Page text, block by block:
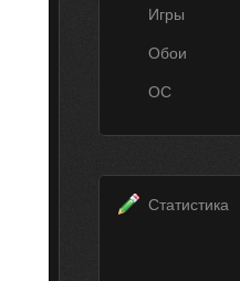
Игры
Обои
ОС
Статистика